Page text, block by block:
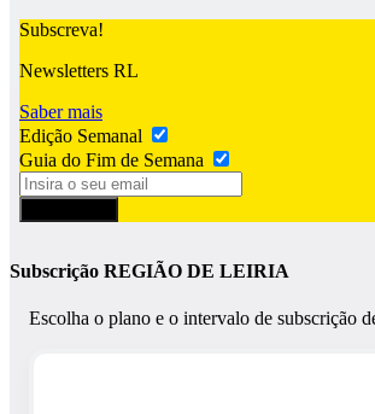
Subscreva!
Newsletters RL
Saber mais
Edição Semanal
Guia do Fim de Semana
Subscrição REGIÃO DE LEIRIA
Escolha o plano e o intervalo de subscrição